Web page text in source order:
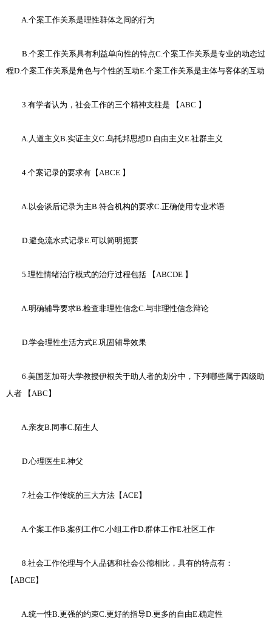
A.个案工作关系是理性群体之间的行为
B.个案工作关系具有利益单向性的特点C.个案工作关系是专业的动态过
程D.个案工作关系是角色与个性的互动E.个案工作关系是主体与客体的互动
3.有学者认为，社会工作的三个精神支柱是 【ABC 】
A.人道主义B.实证主义C.乌托邦思想D.自由主义E.社群主义
4.个案记录的要求有【ABCE 】
A.以会谈后记录为主B.符合机构的要求C.正确使用专业术语
D.避免流水式记录E.可以简明扼要
5.理性情绪治疗模式的治疗过程包括 【ABCDE 】
A.明确辅导要求B.检查非理性信念C.与非理性信念辩论
D.学会理性生活方式E.巩固辅导效果
6.美国芝加哥大学教授伊根关于助人者的划分中，下列哪些属于四级助
人者 【ABC】
A.亲友B.同事C.陌生人
D.心理医生E.神父
7.社会工作传统的三大方法【ACE】
A.个案工作B.案例工作C.小组工作D.群体工作E.社区工作
8.社会工作伦理与个人品德和社会公德相比，具有的特点有：
【ABCE】
A.统一性B.更强的约束C.更好的指导D.更多的自由E.确定性